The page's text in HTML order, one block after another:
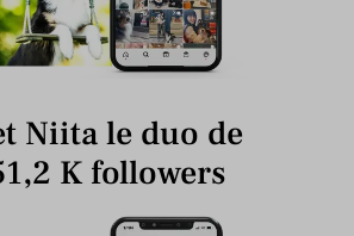
Niita le duo de
K followers